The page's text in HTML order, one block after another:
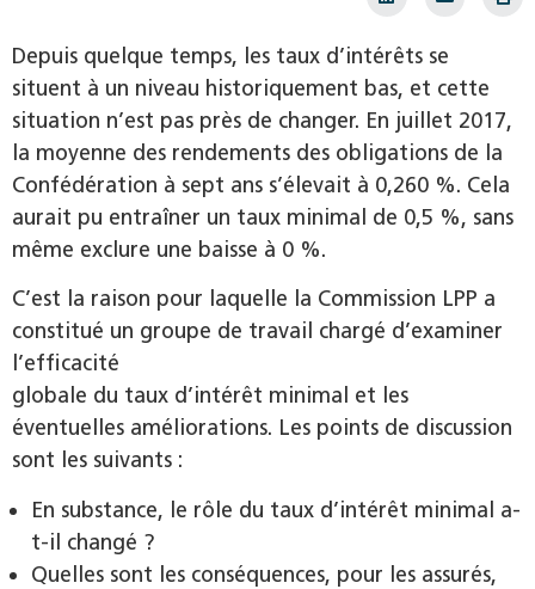
Depuis quelque temps, les taux d’intérêts se
situent à un niveau historiquement bas, et cette
situation n’est pas près de changer. En juillet 2017,
la moyenne des rendements des obligations de la
Confédération à sept ans s’élevait à 0,260 %. Cela
aurait pu entraîner un taux minimal de 0,5 %, sans
même exclure une baisse à 0 %.
C’est la raison pour laquelle la Commission LPP a
constitué un groupe de travail chargé d’examiner
l’efficacité
globale du taux d’intérêt minimal et les
éventuelles améliorations. Les points de discussion
sont les suivants :
En substance, le rôle du taux d’intérêt minimal a-
t-il changé ?
Quelles sont les conséquences, pour les assurés,